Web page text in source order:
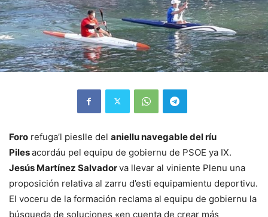
Foro refuga’l pieslle del aniellu navegable del ríu
Pilesacordáu pel equipu de gobiernu de PSOE ya IX.
Jesús Martínez Salvadorva llevar al viniente Plenu una
proposición relativa al zarru d’esti equipamientu deportivu.
El voceru de la formación reclama al equipu de gobiernu la
búsqueda de soluciones «en cuenta de crear más